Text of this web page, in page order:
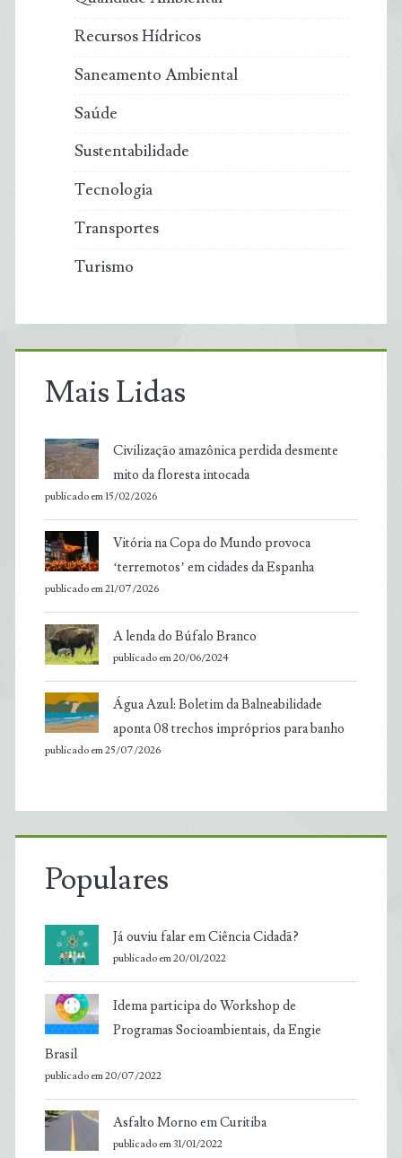
Recursos Hídricos
Saneamento Ambiental
Saúde
Sustentabilidade
Tecnologia
Transportes
Turismo
Mais Lidas
Civilização amazônica perdida desmente
mito da floresta intocada
publicado em 15/02/2026
Vitória na Copa do Mundo provoca
‘terremotos’ em cidades da Espanha
publicado em 21/07/2026
A lenda do Búfalo Branco
publicado em 20/06/2024
Água Azul: Boletim da Balneabilidade
aponta 08 trechos impróprios para banho
publicado em 25/07/2026
Populares
Já ouviu falar em Ciência Cidadã?
publicado em 20/01/2022
Idema participa do Workshop de
Programas Socioambientais, da Engie
Brasil
publicado em 20/07/2022
Asfalto Morno em Curitiba
publicado em 31/01/2022